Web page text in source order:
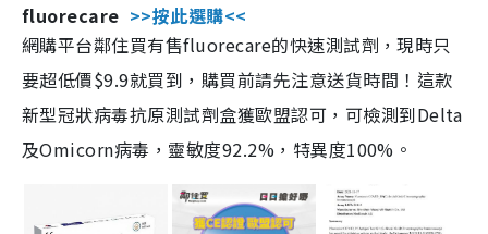
fluorecare >>按此選購<<
網購平台鄰住買有售fluorecare的快速測試劑，現時只
要超低價$9.9就買到，購買前請先注意送貨時間！這款
新型冠狀病毒抗原測試劑盒獲歐盟認可，可檢測到Delta
及Omicorn病毒，靈敏度92.2%，特異度100%。